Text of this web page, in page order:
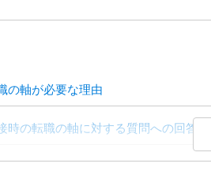
の軸が必要な理由
時の転職の軸に対する質問への回答